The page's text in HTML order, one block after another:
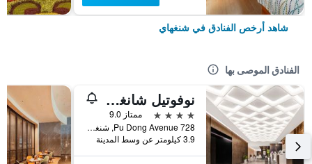
شاهد أرخص الفنادق في شنغهاي
الفنادق الموصى بها
نوفوتيل شانغهاي أتلانتس
4 نجوم
ممتاز 9.0
728 Pu Dong Avenue, شنغهاي, الصين
3.9 كيلومتر عن وسط المدينة